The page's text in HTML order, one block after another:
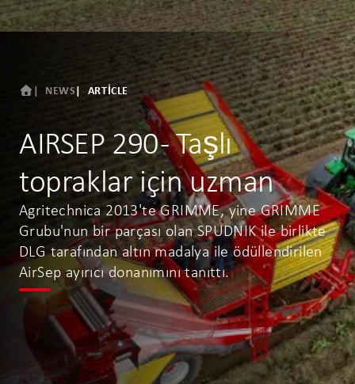
NEWS ARTICLE
AIRSEP 290 - Taşlı
topraklar için uzman
Agritechnica 2013'te GRIMME, yine GRIMME
Grubu'nun bir parçası olan SPUDNIK ile birlikte
DLG tarafından altın madalya ile ödüllendirilen
AirSep ayırıcı donanımını tanıttı.